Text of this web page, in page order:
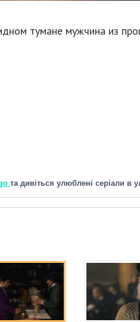
тумане мужчина из
та дивіться улюблені серіали в